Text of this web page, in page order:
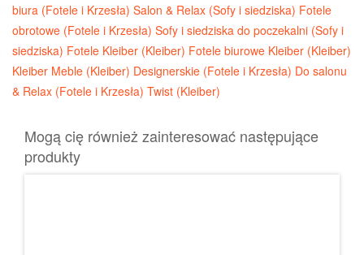
biura (Fotele i Krzesła) Salon & Relax (Sofy i siedziska) Fotele
obrotowe (Fotele i Krzesła) Sofy i siedziska do poczekalni (Sofy i
siedziska) Fotele Kleiber (Kleiber) Fotele biurowe Kleiber (Kleiber)
Kleiber Meble (Kleiber) Designerskie (Fotele i Krzesła) Do salonu
& Relax (Fotele i Krzesła) Twist (Kleiber)
Mogą cię również zainteresować następujące
produkty